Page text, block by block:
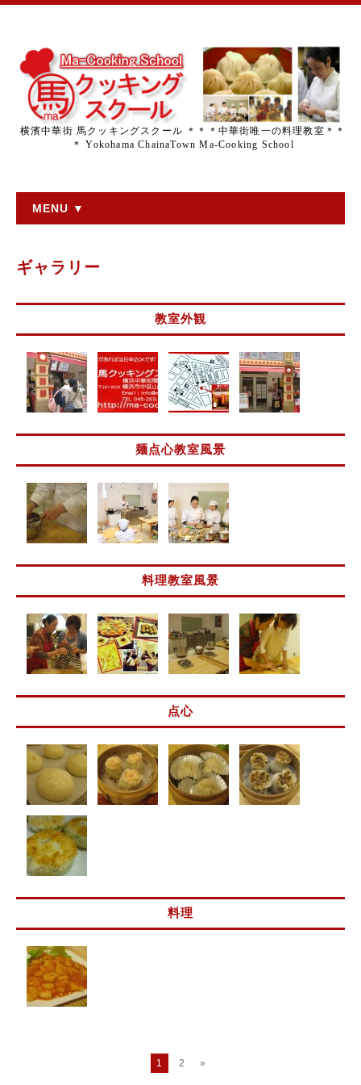
横濱中華街 馬クッキングスクール ＊＊＊中華街唯一の料理教室＊＊
＊ Yokohama ChainaTown Ma-Cooking School
MENU ▼
ギャラリー
教室外観
麺点心教室風景
料理教室風景
点心
料理
1 2 »